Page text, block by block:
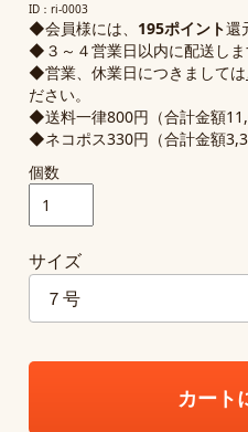
ID：ri-0003
◆会員様には、 195ポイント還
◆３～４営業日以内に配送しま
◆営業、休業日につきましては
ださい。
◆送料一律800円（合計金額
◆ネコポス330円（合計金額
個数
サイズ
カート